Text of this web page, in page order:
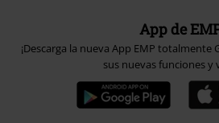
App de
¡Descarga la nueva App EMP totalmente
sus nuevas funciones y